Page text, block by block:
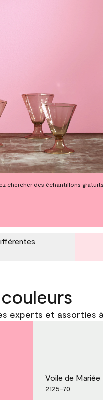
chercher des échantillons
experts et assorties
Voile de Mariée
2125-70